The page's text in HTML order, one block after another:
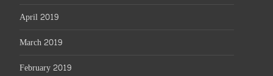
April 2019
March 2019
February 2019